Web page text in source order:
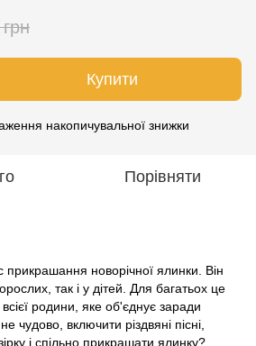
Купити
накопичувальної знижки
Порівняти
новорічної ялинки. Він
так і у дітей. Для багатьох це
родини, яке об'єднує заради
чудово, включити різдвяні пісні,
і спільно прикрашати ялинку?